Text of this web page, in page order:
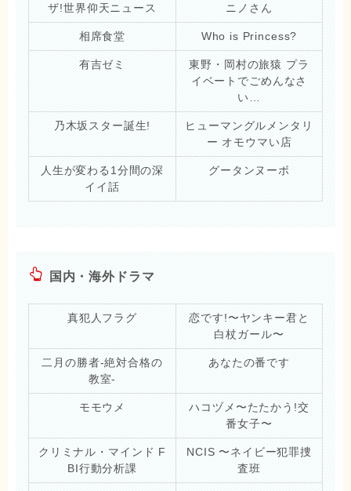
ザ!世界仰天ニュース ニノさん
相席食堂 Who is Princess?
有吉ゼミ
東野・岡村の旅猿 プラ
イベートでごめんなさ
い…
乃木坂スター誕生!
ヒューマングルメンタリ
ー オモウマい店
人生が変わる1分間の深
イイ話
グータンヌーボ
国内・海外ドラマ
真犯人フラグ
恋です!〜ヤンキー君と
白杖ガール〜
二月の勝者-絶対合格の
教室-
あなたの番です
モモウメ
ハコヅメ〜たたかう!交
番女子〜
クリミナル・マインド F
BI行動分析課
NCIS 〜ネイビー犯罪捜
査班